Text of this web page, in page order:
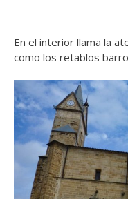
En el interior llama la
como los retablos